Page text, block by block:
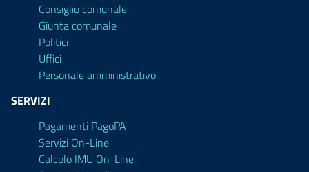
Consiglio comunale
Giunta comunale
Politici
Uffici
Personale amministrativo
SERVIZI
Pagamenti PagoPA
Servizi On-Line
Calcolo IMU On-Line